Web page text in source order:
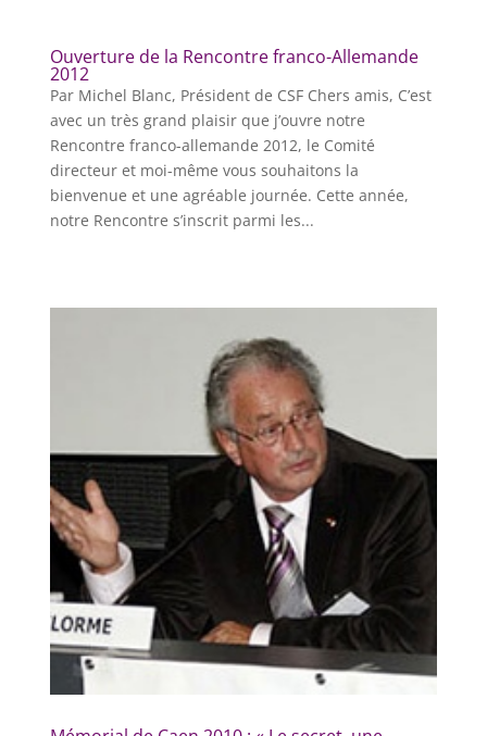
Ouverture de la Rencontre franco-Allemande
2012
Par Michel Blanc, Président de CSF Chers amis, C’est
avec un très grand plaisir que j’ouvre notre
Rencontre franco-allemande 2012, le Comité
directeur et moi-même vous souhaitons la
bienvenue et une agréable journée. Cette année,
notre Rencontre s’inscrit parmi les...